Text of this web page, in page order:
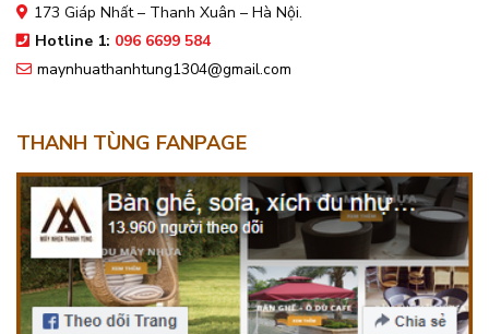
173 Giáp Nhất – Thanh Xuân – Hà Nội.
Hotline 1: 096 6699 584
maynhuathanhtung1304@gmail.com
THANH TÙNG FANPAGE